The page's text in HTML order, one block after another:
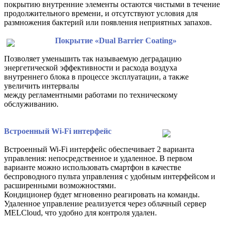
покрытию внутренние элементы остаются чистыми в течение
продолжительного времени, и отсутствуют условия для
размножения бактерий или появления неприятных запахов.
Покрытие «Dual Barrier Coating»
Позволяет уменьшить так называемую деградацию
энергетической эффективности и расхода воздуха
внутреннего блока в процессе эксплуатации, а также
увеличить интервалы
между регламентными работами по техническому
обслуживанию.
Встроенный Wi-Fi интерфейс
Встроенный Wi-Fi интерфейс обеспечивает 2 варианта
управления: непосредственное и удаленное. В первом
варианте можно использовать смартфон в качестве
беспроводного пульта управления с удобным интерфейсом и
расширенными возможностями.
Кондиционер будет мгновенно реагировать на команды.
Удаленное управление реализуется через облачный сервер
MELCloud, что удобно для контроля удален.